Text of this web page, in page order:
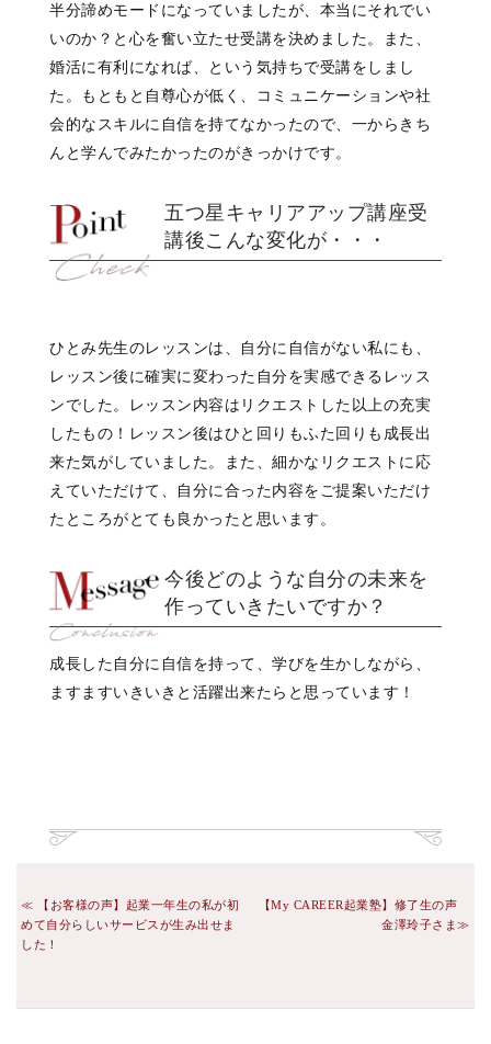
半分諦めモードになっていましたが、本当にそれでい
いのか？と心を奮い立たせ受講を決めました。また、
婚活に有利になれば、という気持ちで受講をしまし
た。もともと自尊心が低く、コミュニケーションや社
会的なスキルに自信を持てなかったので、一からきち
んと学んでみたかったのがきっかけです。
五つ星キャリアアップ講座受
講後こんな変化が・・・
ひとみ先生のレッスンは、自分に自信がない私にも、
レッスン後に確実に変わった自分を実感できるレッス
ンでした。レッスン内容はリクエストした以上の充実
したもの！レッスン後はひと回りもふた回りも成長出
来た気がしていました。また、細かなリクエストに応
えていただけて、自分に合った内容をご提案いただけ
たところがとても良かったと思います。
今後どのような自分の未来を
作っていきたいですか？
成長した自分に自信を持って、学びを生かしながら、
ますますいきいきと活躍出来たらと思っています！
【お客様の声】起業一年生の私が初
めて自分らしいサービスが生み出せま
した！
【My CAREER起業塾】修了生の声
金澤玲子さま